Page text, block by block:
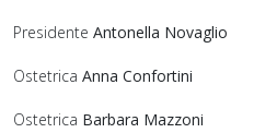
Presidente Antonella Novaglio
Ostetrica Anna Confortini
Ostetrica Barbara Mazzoni